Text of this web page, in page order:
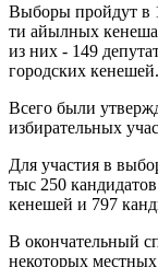
Выборы пройдут в
ти айылных
из них - 149
городских кенешей.
Всего были
избирательных
Для участия в
тыс 250
кенешей и 797
В окончательный
некоторых